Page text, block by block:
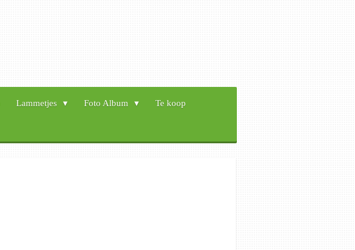
Lammetjes Foto Album Te koop